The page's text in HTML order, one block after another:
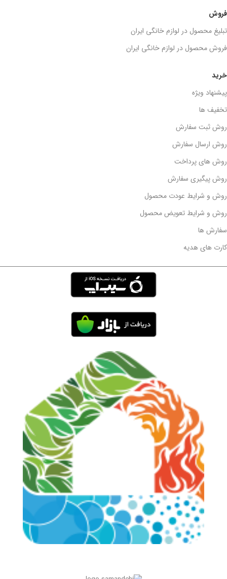
خرید
پیشنهاد ویژه
تخفیف ها
روش ثبت سفارش
روش ارسال سفارش
روش های پرداخت
روش پیگیری سفارش
روش و شرایط عودت محصول
روش و شرایط تعویض محصول
سفارش ها
کارت های هدیه
فروش
تبلیغ محصول در لوازم خانگی ایران
فروش محصول در لوازم خانگی ایران